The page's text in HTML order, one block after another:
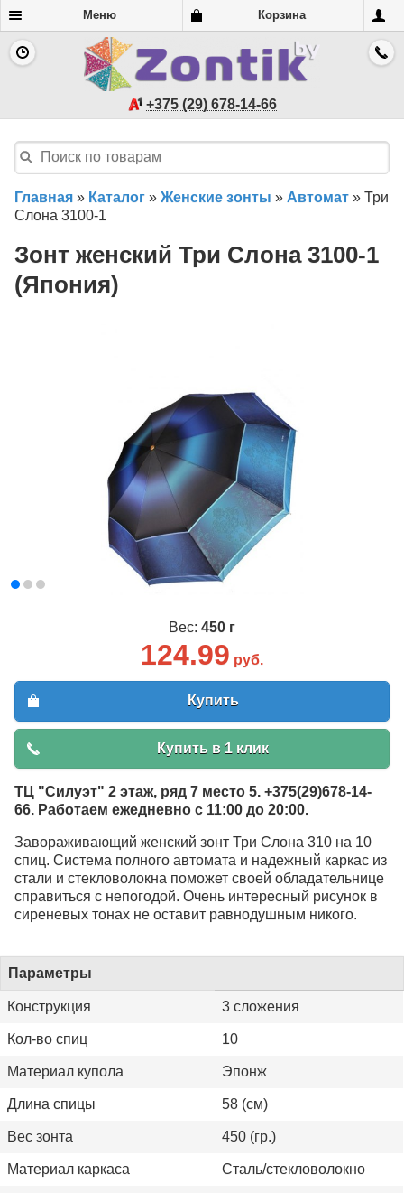
Меню Корзина
+375 (29) 678-14-66
Главная » Каталог » Женские зонты » Автомат » Три
Слона 3100-1
Зонт женский Три Слона 3100-1
(Япония)
Вес: 450 г
124.99 руб.
Купить
Купить в 1 клик
ТЦ "Силуэт" 2 этаж, ряд 7 место 5. +375(29)678-14-
66. Работаем ежедневно с 11:00 до 20:00.
Завораживающий женский зонт Три Слона 310 на 10
спиц. Система полного автомата и надежный каркас из
стали и стекловолокна поможет своей обладательнице
справиться с непогодой. Очень интересный рисунок в
сиреневых тонах не оставит равнодушным никого.
Параметры
Конструкция 3 сложения
Кол-во спиц 10
Материал купола Эпонж
Длина спицы 58 (см)
Вес зонта 450 (гр.)
Материал каркаса Сталь/стекловолокно